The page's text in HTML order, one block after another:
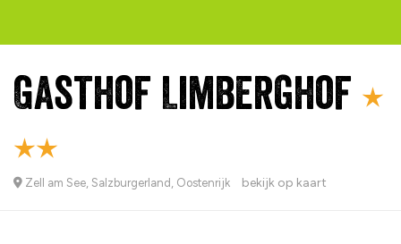
Gasthof Limberghof
Zell am See, Salzburgerland, Oostenrijk bekijk op kaart